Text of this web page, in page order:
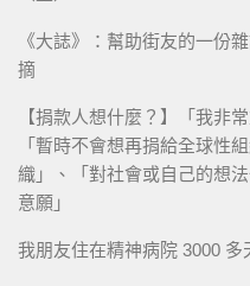
《大誌》：幫助街友的一份
摘
【捐款人想什麼？】「我非
「暫時不會想再捐給全球性
織」、「對社會或自己的想
意願」
我朋友住在精神病院 3000